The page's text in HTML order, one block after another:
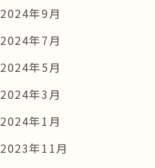
2024年9月
2024年7月
2024年5月
2024年3月
2024年1月
2023年11月